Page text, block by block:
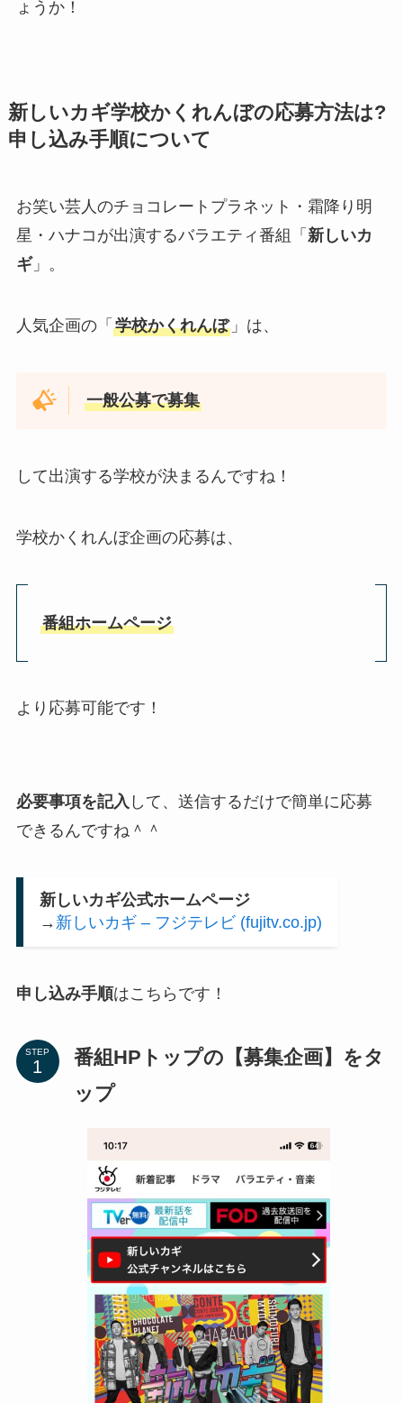
ょうか！
新しいカギ学校かくれんぼの応募方法は?
申し込み手順について
お笑い芸人のチョコレートプラネット・霜降り明
星・ハナコが出演するバラエティ番組「 新しいカ
ギ」。
人気企画の「 学校かくれんぼ」は、
一般公募で募集
して出演する学校が決まるんですね！
学校かくれんぼ企画の応募は、
番組ホームページ
より応募可能です！
必要事項を記入 して、送信するだけで簡単に応募
できるんですね＾＾
新しいカギ公式ホームページ
→ 新しいカギ – フジテレビ (fujitv.co.jp)
申し込み手順はこちらです！
STEP
番組HPトップの【募集企画】をタ
ップ